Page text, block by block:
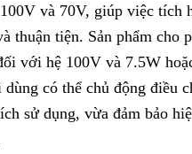
và 70V, giúp việc tích
thuận tiện. Sản phẩm cho
với hệ 100V và 7.5W
có thể chủ động điều
sử dụng, vừa đảm bảo